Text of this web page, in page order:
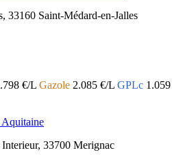
33160 Saint-Médard-en-Jalles
€/L Gazole 2.085 €/L GPLc 1.059
Aquitaine
33700 Merignac